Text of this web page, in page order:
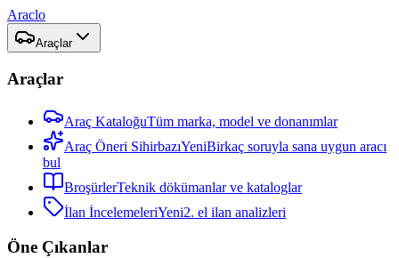
Araclo
Araçlar
Araçlar
Araç KataloğuTüm marka, model ve donanımlar
Araç Öneri SihirbazıYeniBirkaç soruyla sana uygun aracı
bul
BroşürlerTeknik dökümanlar ve kataloglar
İlan İncelemeleriYeni2. el ilan analizleri
Öne Çıkanlar